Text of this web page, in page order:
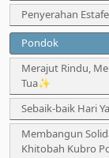
Penyerahan
Pondok
Merajut Rindu,
Tua✨
Sebaik‑baik Hari
Membangun
Khitobah Kubro